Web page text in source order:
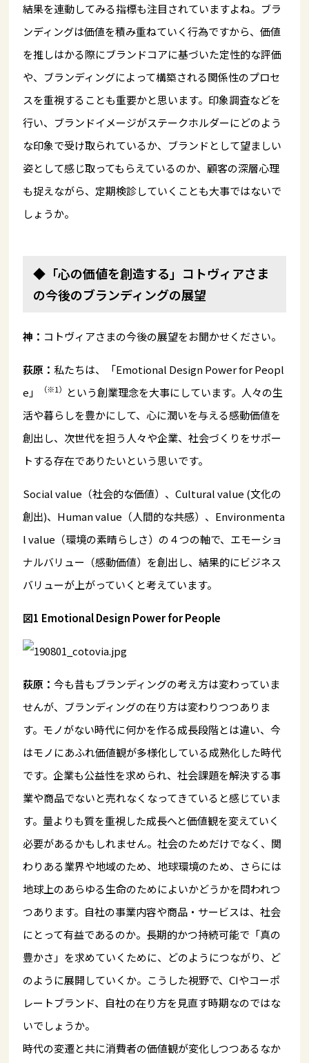
結果を連動してみる指標も注目されていますよね。ブラ
ンディングは価値を積み重ねていく行為ですから、価値
を推しはかる際にブランドコアに基づいた定性的な評価
や、ブランディングによって構築される関係性のプロセ
スを重視することも重要かと思います。印象調査などを
行い、ブランドイメージがステークホルダーにどのよう
な印象で受け取られているか、ブランドとして望ましい
姿として感じ取ってもらえているのか、顧客の深層心理
も捉えながら、定期検診していくことも大事ではないで
しょうか。
◆「心の価値を創造する」コトヴィアさま
の今後のブランディングの展望
神： コトヴィアさまの今後の展望をお聞かせください。
荻原：私たちは、「Emotional Design Power for Peopl
e」
（※1）
という創業理念を大事にしています。人々の生
活や暮らしを豊かにして、心に潤いを与える感動価値を
創出し、次世代を担う人々や企業、社会づくりをサポー
トする存在でありたいという思いです。
Social value（社会的な価値）、Cultural value (文化の
創出)、Human value（人間的な共感）、Environmenta
l value（環境の素晴らしさ）の４つの軸で、エモーショ
ナルバリュー（感動価値）を創出し、結果的にビジネス
バリューが上がっていくと考えています。
図1 Emotional Design Power for People
荻原：今も昔もブランディングの考え方は変わっていま
せんが、ブランディングの在り方は変わりつつありま
す。モノがない時代に何かを作る成長段階とは違い、今
はモノにあふれ価値観が多様化している成熟化した時代
です。企業も公益性を求められ、社会課題を解決する事
業や商品でないと売れなくなってきていると感じていま
す。量よりも質を重視した成長へと価値観を変えていく
必要があるかもしれません。社会のためだけでなく、関
わりある業界や地域のため、地球環境のため、さらには
地球上のあらゆる生命のためによいかどうかを問われつ
つあります。自社の事業内容や商品・サービスは、社会
にとって有益であるのか。長期的かつ持続可能で「真の
豊かさ」を求めていくために、どのようにつながり、ど
のように展開していくか。こうした視野で、CIやコーポ
レートブランド、自社の在り方を見直す時期なのではな
いでしょうか。
時代の変遷と共に消費者の価値観が変化しつつあるなか